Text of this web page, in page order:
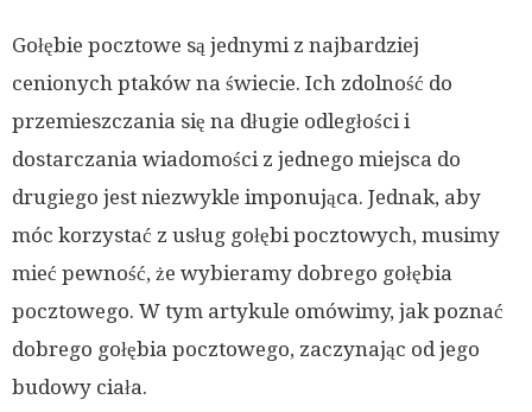
Gołębie pocztowe są jednymi z najbardziej
cenionych ptaków na świecie. Ich zdolność do
przemieszczania się na długie odległości i
dostarczania wiadomości z jednego miejsca do
drugiego jest niezwykle imponująca. Jednak, aby
móc korzystać z usług gołębi pocztowych, musimy
mieć pewność, że wybieramy dobrego gołębia
pocztowego. W tym artykule omówimy, jak poznać
dobrego gołębia pocztowego, zaczynając od jego
budowy ciała.